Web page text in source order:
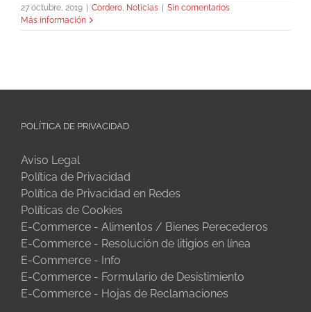
27 octubre, 2019 Cordero, Noticias
Sin comentarios
Más información
POLÍTICA DE PRIVACIDAD
Aviso Legal
Política de Privacidad
Política de Privacidad en Redes
Políticas de Cookies
E-Commerce - Alimentos / Bienes Perecederos
E-Commerce - Resolución de litigios en línea
E-Commerce - Info
E-Commerce - Formulario de Desistimiento
E-Commerce - Hojas de Reclamaciones